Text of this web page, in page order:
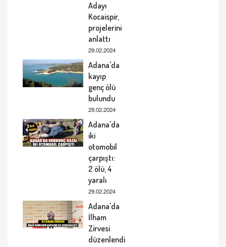
Adayı
Kocaispir,
projelerini
anlattı
29.02.2024
Adana'da
kayıp
genç ölü
bulundu
29.02.2024
Adana'da
iki
otomobil
çarpıştı:
2 ölü, 4
yaralı
29.02.2024
Adana'da
İlham
Zirvesi
düzenlendi